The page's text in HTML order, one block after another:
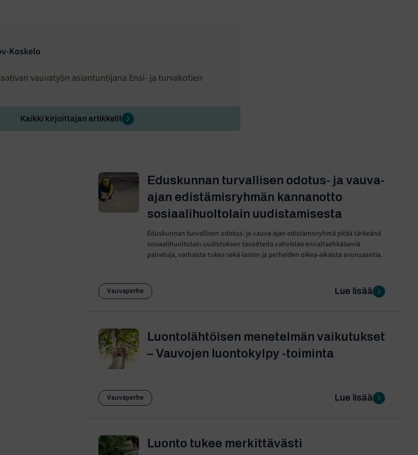
Koskelo
vauvatyön asiantuntijana Ensi- ja turvakotien
Kaikki kirjoittajan artikkelit
Eduskunnan turvallisen odotus- ja vauva-
ajan edistämisryhmän kannanotto
sosiaalihuoltolain uudistamisesta
Eduskunnan turvallisen odotus- ja vauva-ajan edistämisryhmä pitää tärkeänä
sosiaalihuoltolain uudistuksen tavoitteita vahvistaa ennaltaehkäiseviä
palveluja, varhaista tukea sekä lasten ja perheiden oikea-aikaista avunsaantia.
Vauvaperhe Lue lisää
Luontolähtöisen menetelmän vaikutukset
– Vauvojen luontokylpy -toiminta
Vauvaperhe Lue lisää
Luonto tukee merkittävästi